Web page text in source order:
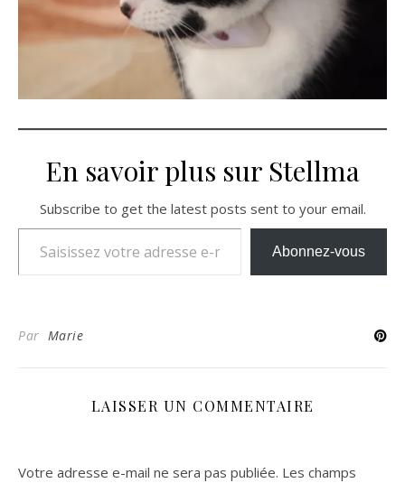
En savoir plus sur Stellma
Subscribe to get the latest posts sent to your email.
Saisissez votre adresse e-mail…
Abonnez-vous
Par Marie
LAISSER UN COMMENTAIRE
Votre adresse e-mail ne sera pas publiée. Les champs